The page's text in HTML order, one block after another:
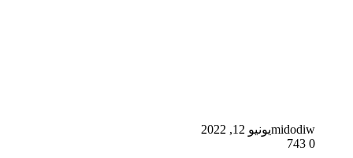
midodiwيونيو 12, 2022
0